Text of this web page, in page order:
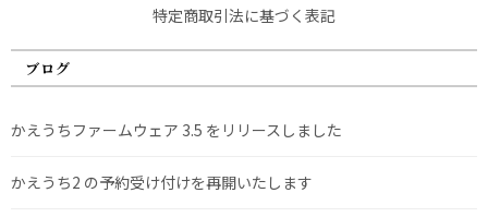
特定商取引法に基づく表記
ブログ
かえうちファームウェア 3.5 をリリースしました
かえうち2 の予約受け付けを再開いたします